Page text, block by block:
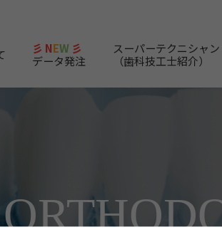
彡 NEW 彡
データ発注
スーパーテクニシャン
（歯科技工士紹介）